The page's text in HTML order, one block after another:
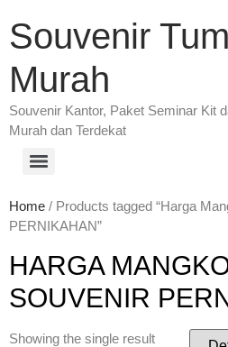
Souvenir
Murah
Souvenir Kantor, Paket Seminar Kit
Murah dan Terdekat
Home / Products tagged “Harga
PERNIKAHAN”
HARGA
SOUVENIR
Showing the single result